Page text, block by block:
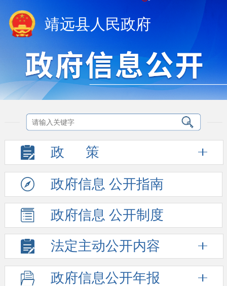
靖远县人民政府
政 策
政府信息 公开指南
政府信息 公开制度
法定主动公开内容
政府信息公开年报